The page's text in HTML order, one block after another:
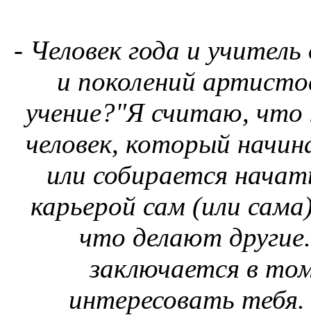
- Человек года и
и поколений
учение?"Я считаю,
человек, который
или собирается
карьерой сам (или
что делают
заключается в
интересовать